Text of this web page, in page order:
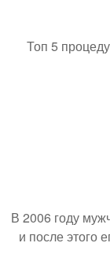
Топ 5
В 2006 году
и после этого